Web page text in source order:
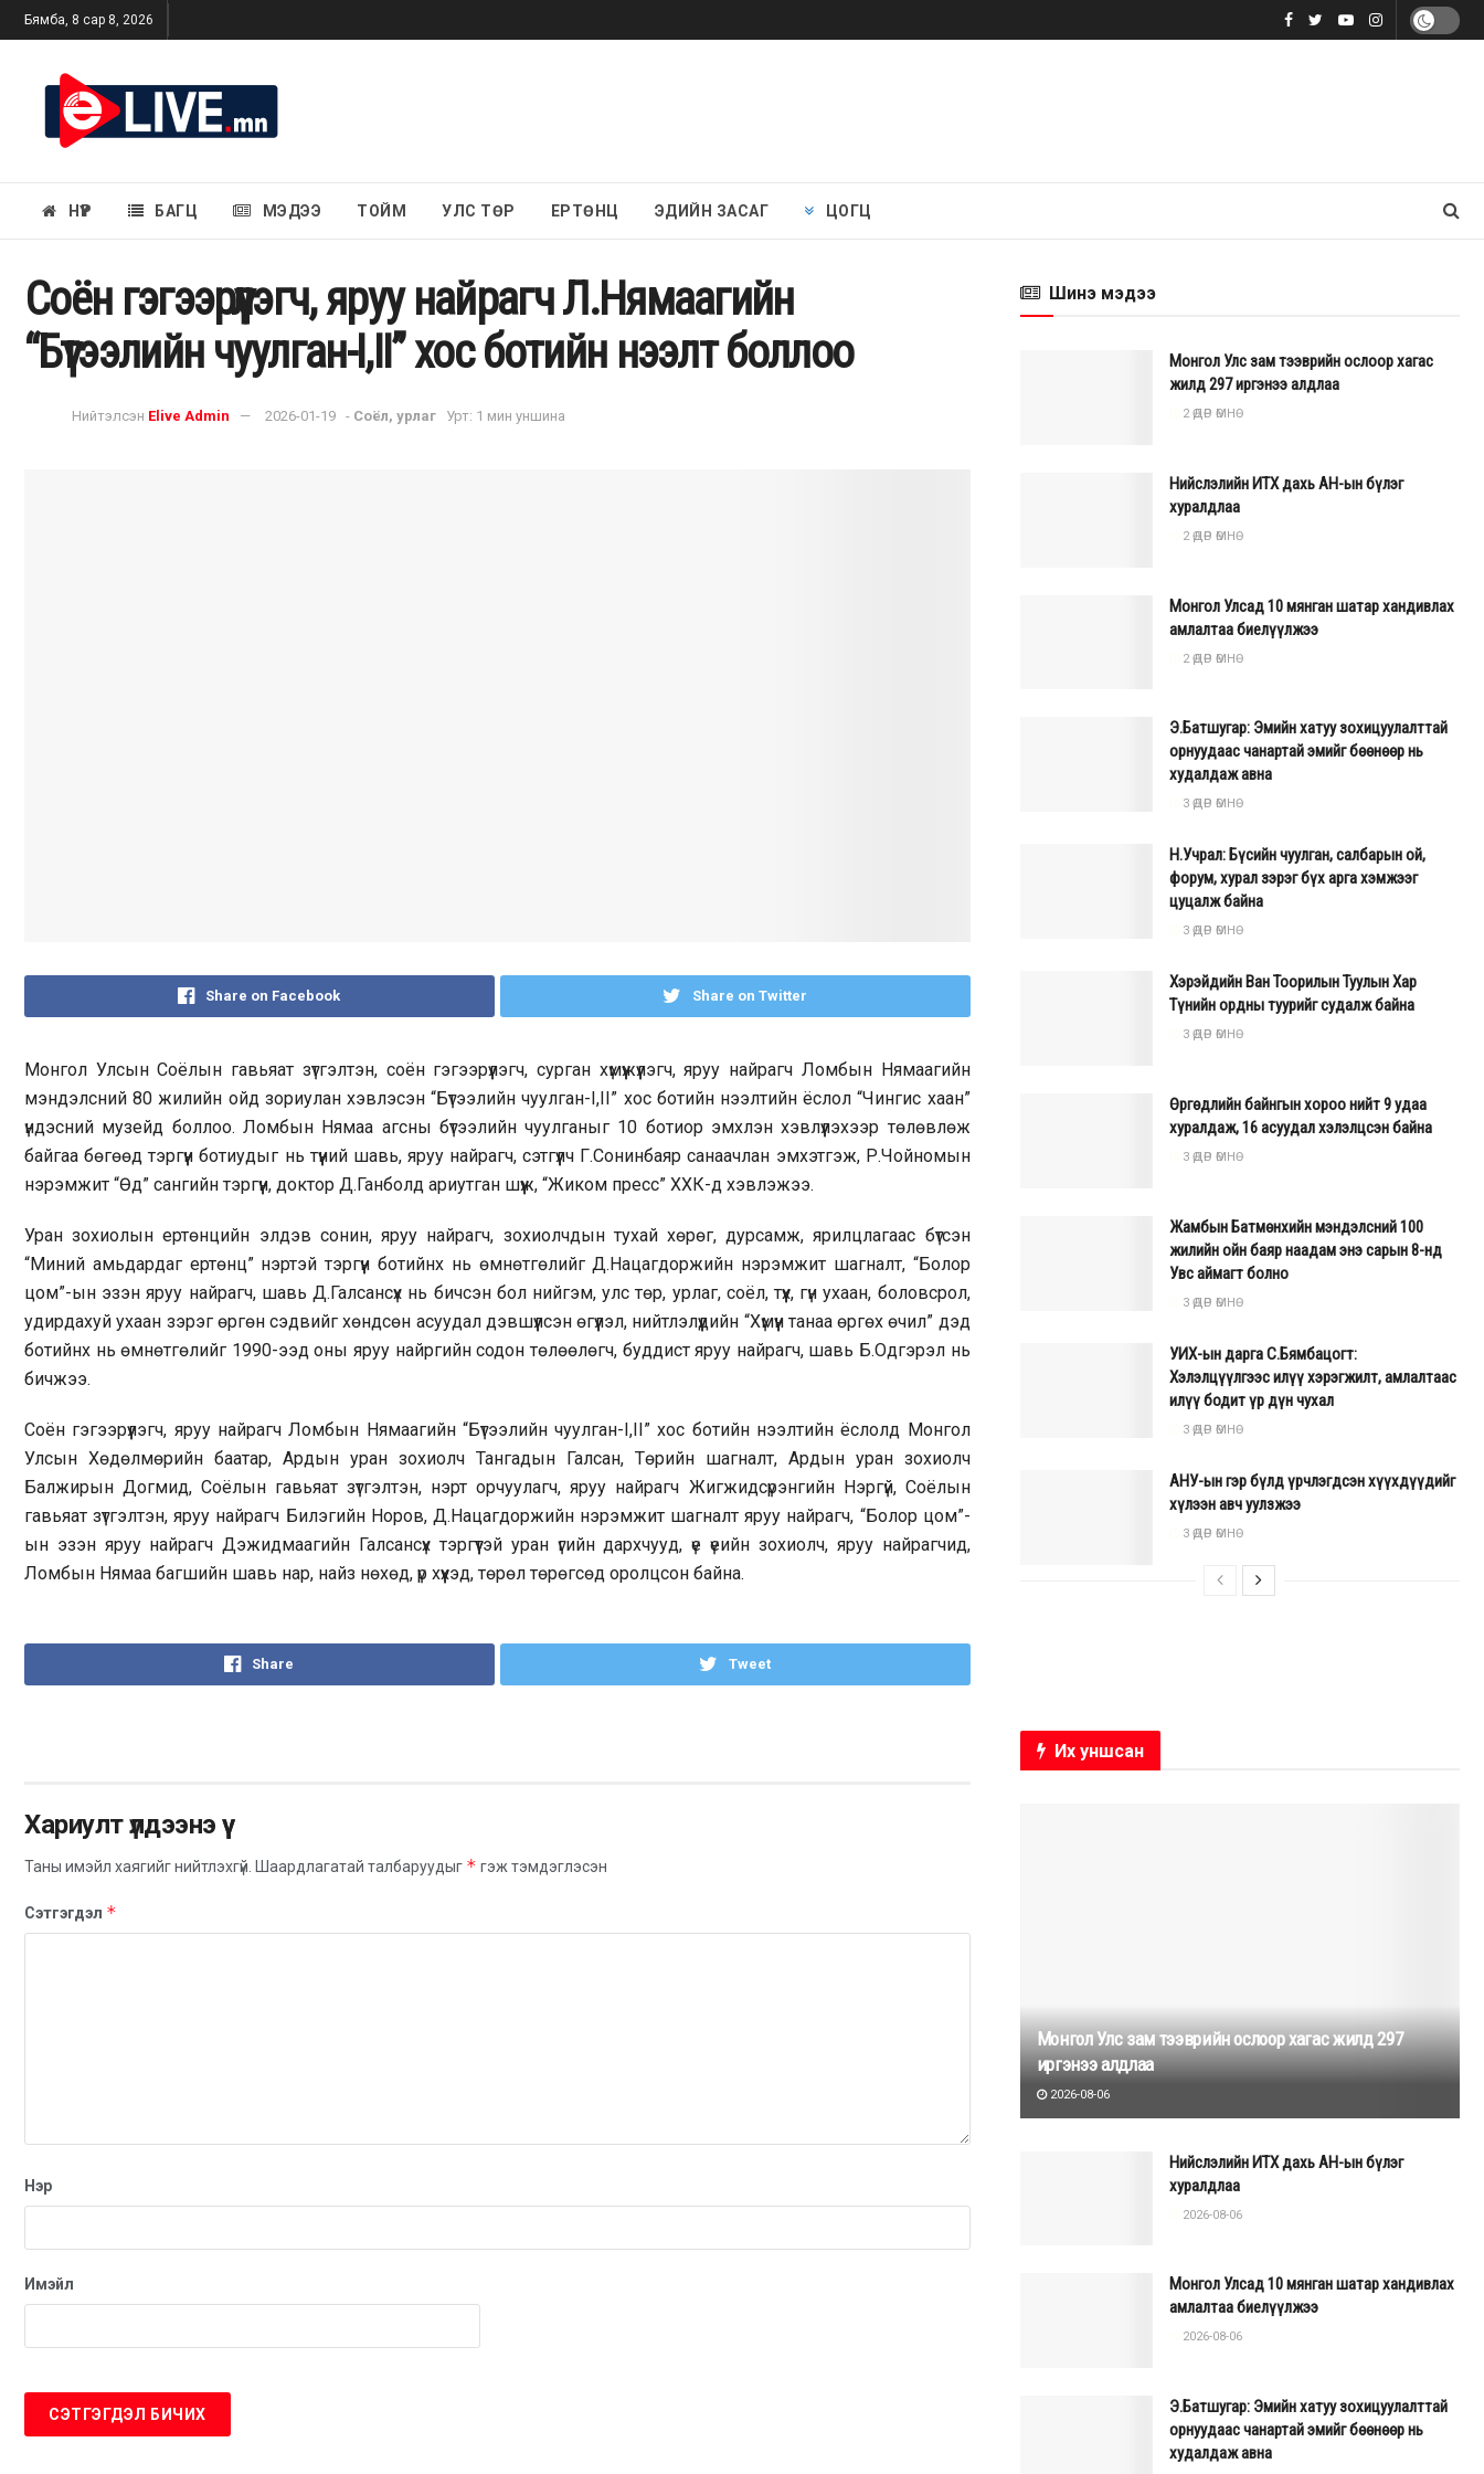
Бямба, 8 сар 8, 2026
НҮҮР БАГЦ МЭДЭЭ ТОЙМ УЛС ТӨР ЕРТӨНЦ ЭДИЙН ЗАСАГ ЦОГЦ
Соён гэгээрүүлэгч, яруу найрагч Л.Нямаагийн
“Бүтээлийн чуулган-I,II” хос ботийн нээлт боллоо
Нийтэлсэн Elive Admin 2026-01-19 - Соёл, урлаг Урт: 1 мин уншина
Share on Facebook Share on Twitter
Монгол Улсын Соёлын гавьяат зүтгэлтэн, соён гэгээрүүлэгч, сурган хүмүүжүүлэгч, яруу найрагч Ломбын Нямаагийн
мэндэлсний 80 жилийн ойд зориулан хэвлэсэн “Бүтээлийн чуулган-I,II” хос ботийн нээлтийн ёслол “Чингис хаан”
үндэсний музейд боллоо. Ломбын Нямаа агсны бүтээлийн чуулганыг 10 ботиор эмхлэн хэвлүүлэхээр төлөвлөж
байгаа бөгөөд тэргүүн ботиудыг нь түүний шавь, яруу найрагч, сэтгүүлч Г.Сонинбаяр санаачлан эмхэтгэж, Р.Чойномын
нэрэмжит “Өд” сангийн тэргүүн, доктор Д.Ганболд ариутган шүүж, “Жиком пресс” ХХК-д хэвлэжээ.
Уран зохиолын ертөнцийн элдэв сонин, яруу найрагч, зохиолчдын тухай хөрөг, дурсамж, ярилцлагаас бүтсэн
“Миний амьдардаг ертөнц” нэртэй тэргүүн ботийнх нь өмнөтгөлийг Д.Нацагдоржийн нэрэмжит шагналт, “Болор
цом”-ын эзэн яруу найрагч, шавь Д.Галсансүх нь бичсэн бол нийгэм, улс төр, урлаг, соёл, түүх, гүн ухаан, боловсрол,
удирдахуй ухаан зэрэг өргөн сэдвийг хөндсөн асуудал дэвшүүлсэн өгүүлэл, нийтлэлүүдийн “Хүмүүн танаа өргөх өчил” дэд
ботийнх нь өмнөтгөлийг 1990-ээд оны яруу найргийн содон төлөөлөгч, буддист яруу найрагч, шавь Б.Одгэрэл нь
бичжээ.
Соён гэгээрүүлэгч, яруу найрагч Ломбын Нямаагийн “Бүтээлийн чуулган-I,II” хос ботийн нээлтийн ёслолд Монгол
Улсын Хөдөлмөрийн баатар, Ардын уран зохиолч Тангадын Галсан, Төрийн шагналт, Ардын уран зохиолч
Балжирын Догмид, Соёлын гавьяат зүтгэлтэн, нэрт орчуулагч, яруу найрагч Жигжидсүрэнгийн Нэргүй, Соёлын
гавьяат зүтгэлтэн, яруу найрагч Билэгийн Норов, Д.Нацагдоржийн нэрэмжит шагналт яруу найрагч, “Болор цом”-
ын эзэн яруу найрагч Дэжидмаагийн Галсансүх тэргүүтэй уран үгийн дархчууд, үе үеийн зохиолч, яруу найрагчид,
Ломбын Нямаа багшийн шавь нар, найз нөхөд, үр хүүхэд, төрөл төрөгсөд оролцсон байна.
Share Tweet
Хариулт үлдээнэ үү
Таны имэйл хаягийг нийтлэхгүй. Шаардлагатай талбаруудыг * гэж тэмдэглэсэн
Сэтгэгдэл *
Нэр
Имэйл
Шинэ мэдээ
Монгол Улс зам тээврийн ослоор хагас
жилд 297 иргэнээ алдлаа
2 ӨДӨР ӨМНӨ
Нийслэлийн ИТХ дахь АН-ын бүлэг
хуралдлаа
2 ӨДӨР ӨМНӨ
Монгол Улсад 10 мянган шатар хандивлах
амлалтаа биелүүлжээ
2 ӨДӨР ӨМНӨ
Э.Батшугар: Эмийн хатуу зохицуулалттай
орнуудаас чанартай эмийг бөөнөөр нь
худалдаж авна
3 ӨДӨР ӨМНӨ
Н.Учрал: Бүсийн чуулган, салбарын ой,
форум, хурал зэрэг бүх арга хэмжээг
цуцалж байна
3 ӨДӨР ӨМНӨ
Хэрэйдийн Ван Тоорилын Туулын Хар
Түнийн ордны туурийг судалж байна
3 ӨДӨР ӨМНӨ
Өргөдлийн байнгын хороо нийт 9 удаа
хуралдаж, 16 асуудал хэлэлцсэн байна
3 ӨДӨР ӨМНӨ
Жамбын Батмөнхийн мэндэлсний 100
жилийн ойн баяр наадам энэ сарын 8-нд
Увс аймагт болно
3 ӨДӨР ӨМНӨ
УИХ-ын дарга С.Бямбацогт:
Хэлэлцүүлгээс илүү хэрэгжилт, амлалтаас
илүү бодит үр дүн чухал
3 ӨДӨР ӨМНӨ
АНУ-ын гэр бүлд үрчлэгдсэн хүүхдүүдийг
хүлээн авч уулзжээ
3 ӨДӨР ӨМНӨ
Их уншсан
Монгол Улс зам тээврийн ослоор хагас жилд 297
иргэнээ алдлаа
2026-08-06
Нийслэлийн ИТХ дахь АН-ын бүлэг
хуралдлаа
2026-08-06
Монгол Улсад 10 мянган шатар хандивлах
амлалтаа биелүүлжээ
2026-08-06
Э.Батшугар: Эмийн хатуу зохицуулалттай
орнуудаас чанартай эмийг бөөнөөр нь
худалдаж авна